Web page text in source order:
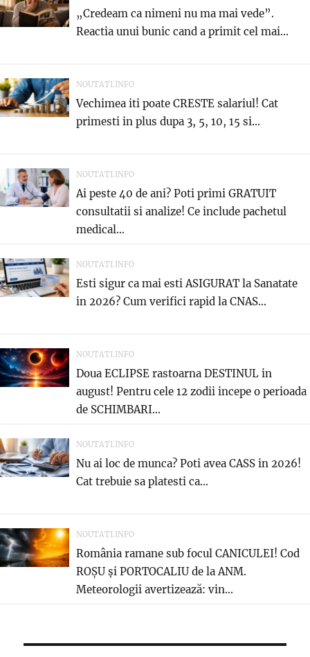
„Credeam ca nimeni nu ma mai vede”.
Reactia unui bunic cand a primit cel mai...
NOUTATI.INFO
Vechimea iti poate CRESTE salariul! Cat
primesti in plus dupa 3, 5, 10, 15 si...
NOUTATI.INFO
Ai peste 40 de ani? Poti primi GRATUIT
consultatii si analize! Ce include pachetul
medical...
NOUTATI.INFO
Esti sigur ca mai esti ASIGURAT la Sanatate
in 2026? Cum verifici rapid la CNAS...
NOUTATI.INFO
Doua ECLIPSE rastoarna DESTINUL in
august! Pentru cele 12 zodii incepe o perioada
de SCHIMBARI...
NOUTATI.INFO
Nu ai loc de munca? Poti avea CASS in 2026!
Cat trebuie sa platesti ca...
NOUTATI.INFO
România ramane sub focul CANICULEI! Cod
ROȘU și PORTOCALIU de la ANM.
Meteorologii avertizează: vin...